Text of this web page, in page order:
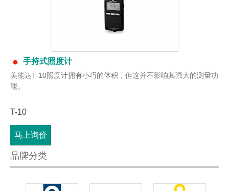
手持式照度计
美能达T-10照度计拥有小巧的体积，但这并不影响其强大的测量功
能。
T-10
马上询价
品牌分类